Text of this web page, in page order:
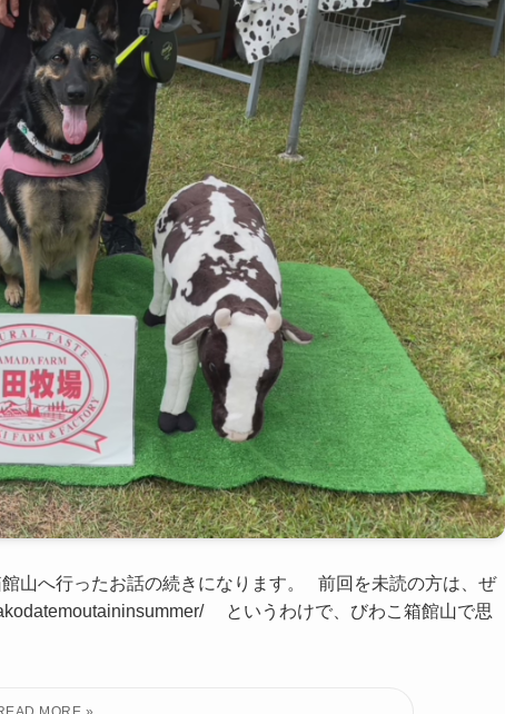
山へ行ったお話の続きになります。 前回を未読の方は、ぜ
というわけで、びわこ箱館山で思